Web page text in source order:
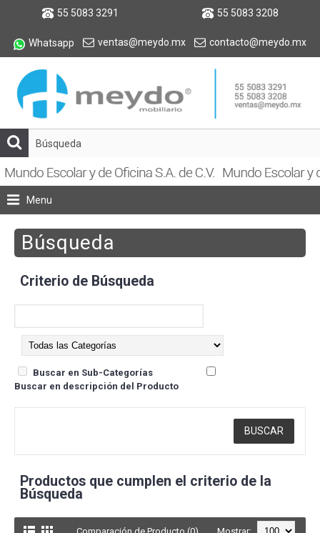
55 5083 3291 55 5083 3208
Whatsapp ventas@meydo.mx contacto@meydo.mx
Menu
Búsqueda
Criterio de Búsqueda
Buscar en Sub-Categorías
Buscar en descripción del Producto
Productos que cumplen el criterio de la
Búsqueda